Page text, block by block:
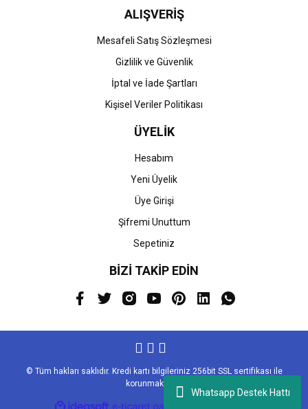
Whatsapp Destek Hattı
ALIŞVERİŞ
Mesafeli Satış Sözleşmesi
Gizlilik ve Güvenlik
İptal ve İade Şartları
Kişisel Veriler Politikası
ÜYELİK
Hesabım
Yeni Üyelik
Üye Girişi
Şifremi Unuttum
Sepetiniz
BİZİ TAKİP EDİN
© Tüm hakları saklıdır. Kredi kartı bilgileriniz 256bit SSL sertifikası ile
korunmaktadır.
ideasoft